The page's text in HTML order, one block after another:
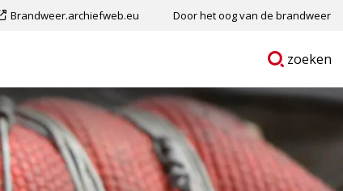
Dit
externe
pagina
Brandweer.archiefweb.eu Door het oog van de brandweer
Ga
zoeken